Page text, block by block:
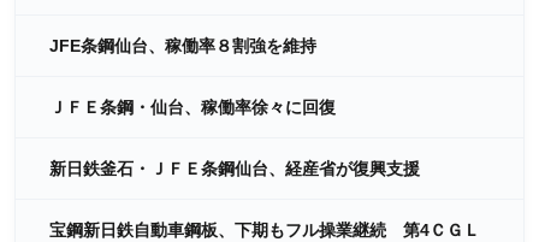
JFE条鋼仙台、稼働率８割強を維持
ＪＦＥ条鋼・仙台、稼働率徐々に回復
新日鉄釜石・ＪＦＥ条鋼仙台、経産省が復興支援
宝鋼新日鉄自動車鋼板、下期もフル操業継続 第4ＣＧＬ